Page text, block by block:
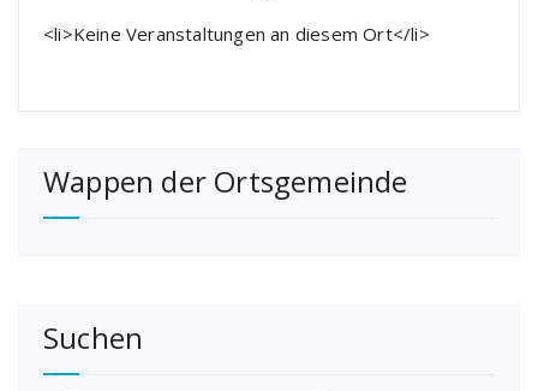
<li>Keine Veranstaltungen an diesem Ort</li>
Wappen der Ortsgemeinde
Suchen